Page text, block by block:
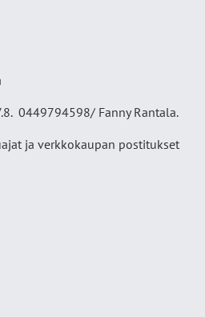
0449794598/ Fanny Rantala.
ja verkkokaupan postitukset